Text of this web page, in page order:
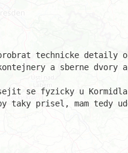
technicke detaily
a sberne dvory
sejit se fyzicky u
taky prisel, mam tedy